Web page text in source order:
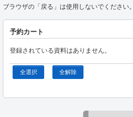
ブラウザの「戻る」は使用しないでください。
予約カート
登録されている資料はありません。
全選択 全解除